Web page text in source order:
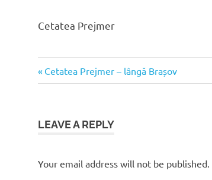
Cetatea Prejmer
Post
Previous
Post:
Cetatea Prejmer – lângă Brașov
LEAVE A REPLY
Your email address will not be published.